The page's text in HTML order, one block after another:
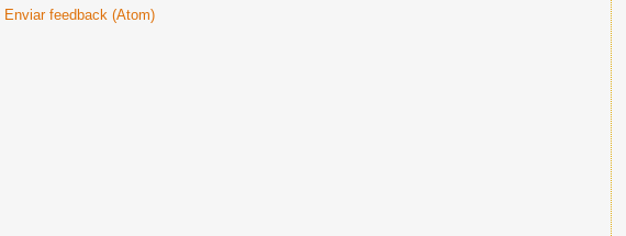
Enviar feedback (Atom)